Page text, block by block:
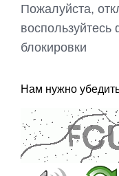
Пожалуйста,
блокировки
Нам нужно